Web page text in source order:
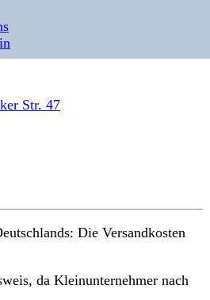
Str. 47
Die Versandkosten
da Kleinunternehmer nach